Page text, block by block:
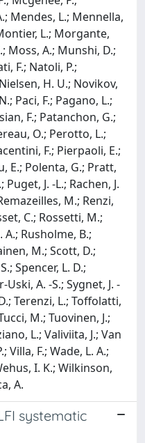
Mendes, L.; Mennella,
L.; Morgante,
Moss, A.; Munshi, D.;
F.; Natoli, P.;
H. U.; Novikov,
Paci, F.; Pagano, L.;
F.; Patanchon, G.;
O.; Perotto, L.;
F.; Pierpaoli, E.;
E.; Polenta, G.; Pratt,
J. -L.; Rachen, J.
M.; Renzi,
C.; Rossetti, M.;
A.; Rusholme, B.;
M.; Scott, D.;
Spencer, L. D.;
A. -S.; Sygnet, J. -
Terenzi, L.; Toffolatti,
M.; Tuovinen, J.;
L.; Valiviita, J.; Van
Villa, F.; Wade, L. A.;
I. K.; Wilkinson,
A.
systematic